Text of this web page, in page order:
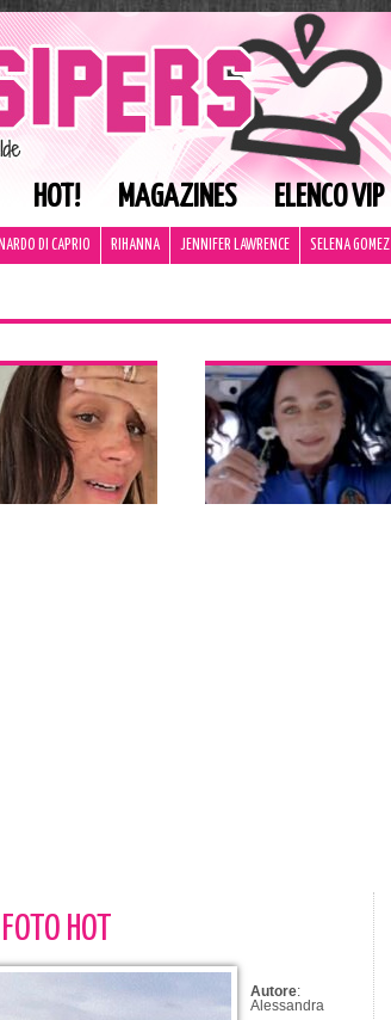
HOT! MAGAZINES ELENCO VIP
DI CAPRIO RIHANNA JENNIFER LAWRENCE SELENA GOMEZ
HOT
Autore:
Alessandra